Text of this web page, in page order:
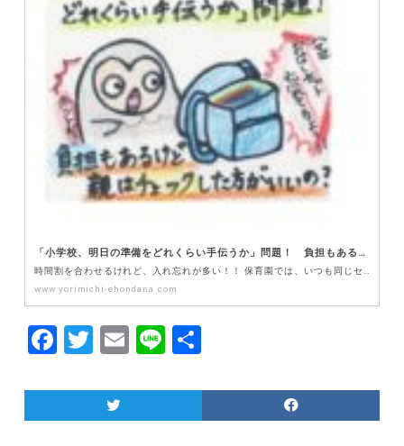
「小学校、明日の準備をどれくらい手伝うか」問題！ 負担もあるけど、親はチェックした方がいいの？？
時間割を合わせるけれど、入れ忘れが多い！！ 保育園では、いつも同じセットを用意しておけば大丈夫でした…
www.yorimichi-ehondana.com
F
c
e
T
itt
er
E
ai
l
Li
e
共